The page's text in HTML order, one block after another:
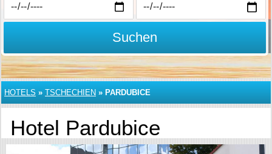
Suchen
HOTELS » TSCHECHIEN » PARDUBICE
Hotel Pardubice